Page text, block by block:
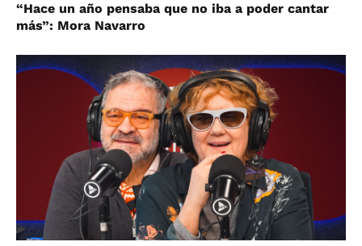
“Hace un año pensaba que no iba a poder cantar
más”: Mora Navarro